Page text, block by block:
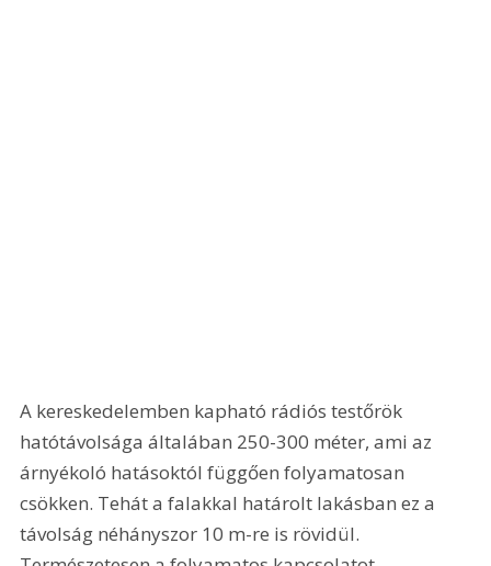
A kereskedelemben kapható rádiós testőrök
hatótávolsága általában 250-300 méter, ami az
árnyékoló hatásoktól függően folyamatosan
csökken. Tehát a falakkal határolt lakásban ez a
távolság néhányszor 10 m-re is rövidül.